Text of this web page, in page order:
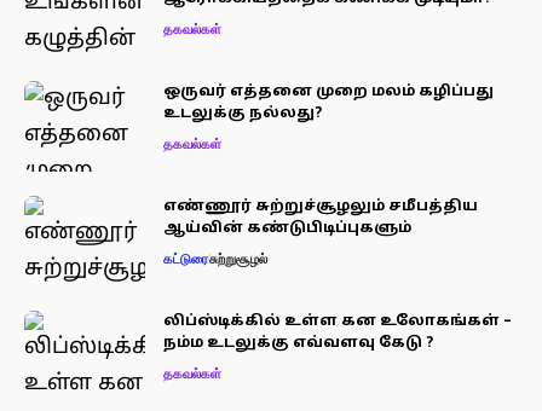
தகவல்கள்
ஒருவர் எத்தனை முறை மலம் கழிப்பது
உடலுக்கு நல்லது?
தகவல்கள்
எண்ணூர் சுற்றுச்சூழலும் சமீபத்திய
ஆய்வின் கண்டுபிடிப்புகளும்
கட்டுரைசுற்றுசூழல்
லிப்ஸ்டிக்கில் உள்ள கன உலோகங்கள் –
நம்ம உடலுக்கு எவ்வளவு கேடு ?
தகவல்கள்